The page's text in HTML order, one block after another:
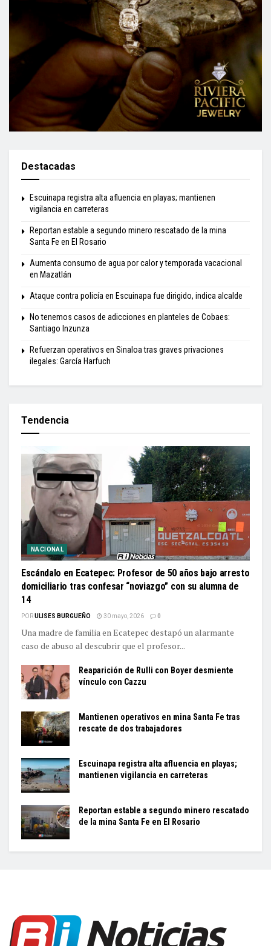
Destacadas
Escuinapa registra alta afluencia en playas; mantienen
vigilancia en carreteras
Reportan estable a segundo minero rescatado de la mina
Santa Fe en El Rosario
Aumenta consumo de agua por calor y temporada vacacional
en Mazatlán
Ataque contra policía en Escuinapa fue dirigido, indica alcalde
No tenemos casos de adicciones en planteles de Cobaes:
Santiago Inzunza
Refuerzan operativos en Sinaloa tras graves privaciones
ilegales: García Harfuch
Tendencia
NACIONAL
Escándalo en Ecatepec: Profesor de 50 años bajo arresto
domiciliario tras confesar “noviazgo” con su alumna de
14
PORULISES BURGUEÑO 30 mayo, 2026 0
Una madre de familia en Ecatepec destapó un alarmante
caso de abuso al descubrir que el profesor...
Reaparición de Rulli con Boyer desmiente
vínculo con Cazzu
Mantienen operativos en mina Santa Fe tras
rescate de dos trabajadores
Escuinapa registra alta afluencia en playas;
mantienen vigilancia en carreteras
Reportan estable a segundo minero rescatado
de la mina Santa Fe en El Rosario